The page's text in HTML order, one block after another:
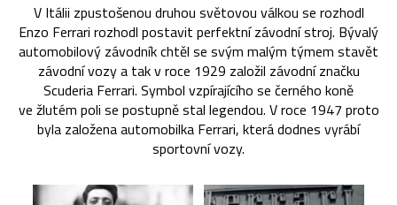
V Itálii zpustošenou druhou světovou válkou se rozhodl
Enzo Ferrari rozhodl postavit perfektní závodní stroj. Bývalý
automobilový závodník chtěl se svým malým týmem stavět
závodní vozy a tak v roce 1929 založil závodní značku
Scuderia Ferrari. Symbol vzpírajícího se černého koně
ve žlutém poli se postupně stal legendou. V roce 1947 proto
byla založena automobilka Ferrari, která dodnes vyrábí
sportovní vozy.